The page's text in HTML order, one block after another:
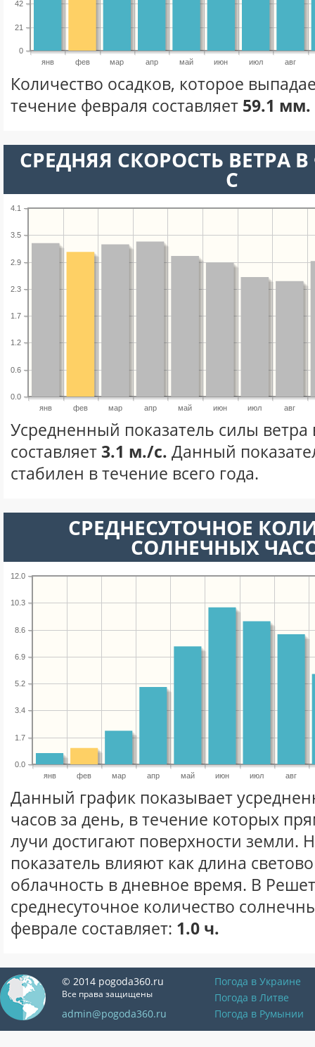
янв фев мар апр май июн июл авг
0
21
42
Количество осадков, которое
течение февраля составляет 59.1 мм.
СРЕДНЯЯ СКОРОСТЬ ВЕТРА
С
янв фев мар апр май июн июл авг
0.0
0.6
1.2
1.7
2.3
2.9
3.5
4.1
Усредненный показатель силы ветра
составляет3.1 м./с. Данный
стабилен в течение всего года.
СРЕДНЕСУТОЧНОЕ
СОЛНЕЧНЫХ
янв фев мар апр май июн июл авг
0.0
1.7
3.4
5.2
6.9
8.6
10.3
12.0
Данный график показывает
часов за день, в течение которых
лучи достигают поверхности земли.
показатель влияют как длина
облачность в дневное время. В
среднесуточное количество
феврале составляет: 1.0 ч.
© 2014 pogoda360.ru
Все права защищены
admin@pogoda360.ru
Погода в Украине
Погода в Литве
Погода в Румынии